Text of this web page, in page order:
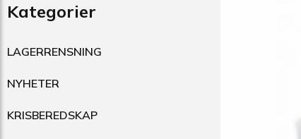
Kategorier
LAGERRENSNING
NYHETER
KRISBEREDSKAP